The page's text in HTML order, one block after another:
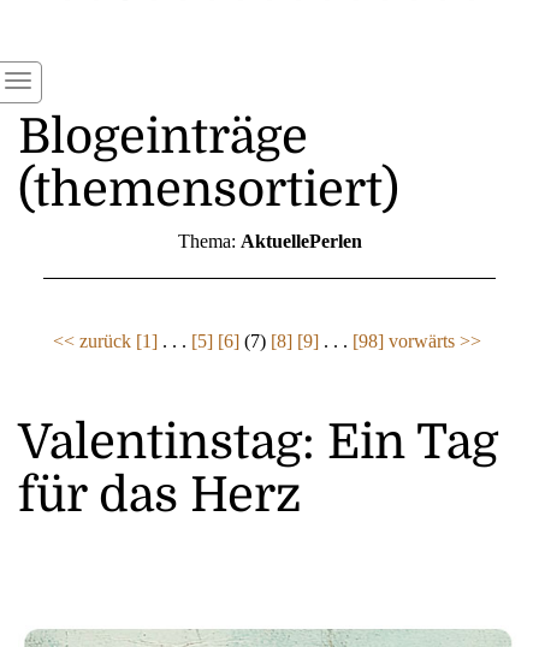
Blogeinträge
(themensortiert)
Thema: AktuellePerlen
<< zurück [1] . . . [5] [6] (7) [8] [9] . . . [98] vorwärts >>
Valentinstag: Ein Tag
für das Herz